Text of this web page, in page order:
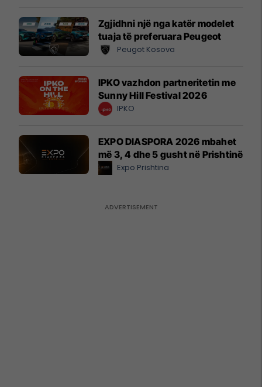
Zgjidhni një nga katër modelet
tuaja të preferuara Peugeot
Peugot Kosova
IPKO vazhdon partneritetin me
Sunny Hill Festival 2026
IPKO
EXPO DIASPORA 2026 mbahet
më 3, 4 dhe 5 gusht në Prishtinë
Expo Prishtina